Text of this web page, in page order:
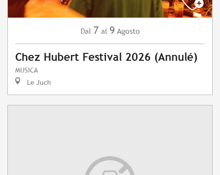
Dal 7 al 9 Agosto
Chez Hubert Festival 2026 (Annulé)
MUSICA
Le Juch